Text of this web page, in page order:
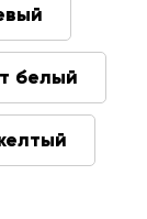
белый